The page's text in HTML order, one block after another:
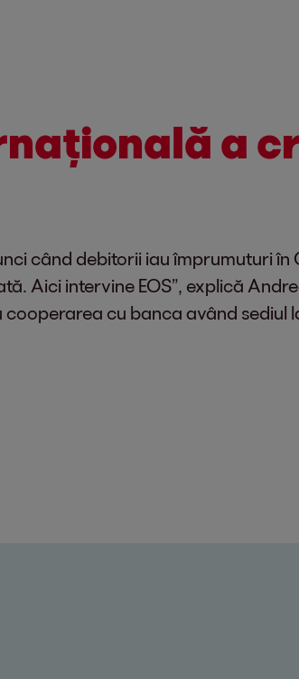
a
când debitorii iau împrumuturi
Aici intervine EOS”, explică
cu banca având sediul